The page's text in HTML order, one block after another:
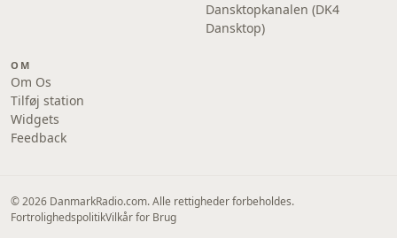
Dansktopkanalen (DK4
Dansktop)
OM
Om Os
Tilføj station
Widgets
Feedback
© 2026 DanmarkRadio.com. Alle rettigheder forbeholdes.
FortrolighedspolitikVilkår for Brug